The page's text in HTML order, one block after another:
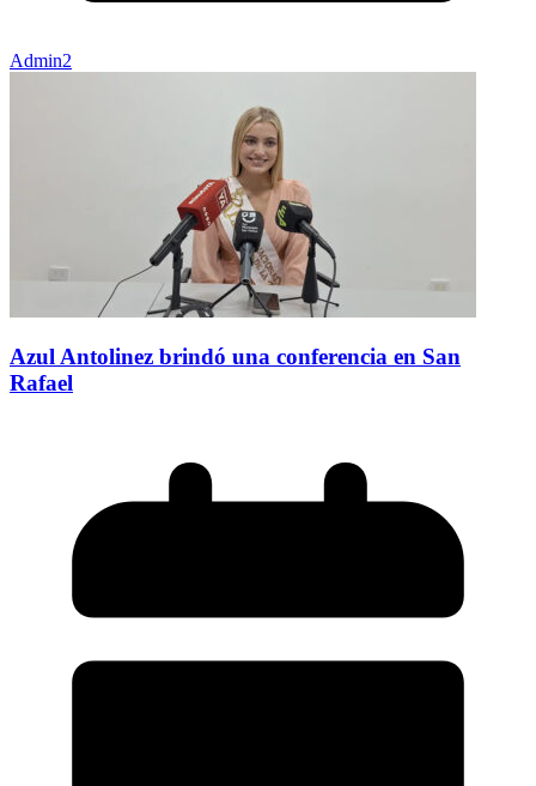
Admin2
Azul Antolinez brindó una conferencia en San
Rafael